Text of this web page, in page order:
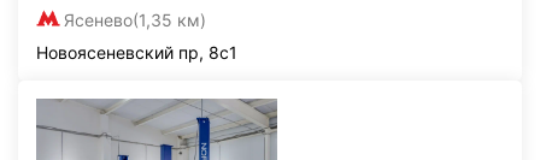
Ясенево(1,35 км)
Новоясеневский пр, 8с1